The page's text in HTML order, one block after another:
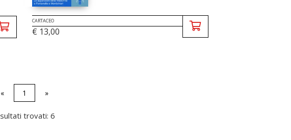
CARTACEO
€ 13,00
« 1 »
trovati: 6